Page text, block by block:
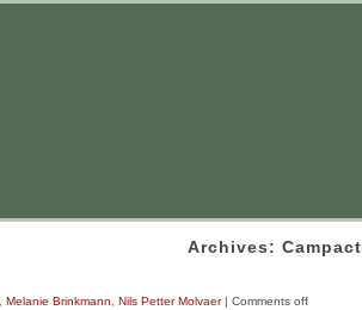
Archives: Campact
Melanie Brinkmann Nils Petter Molvaer| Comments off